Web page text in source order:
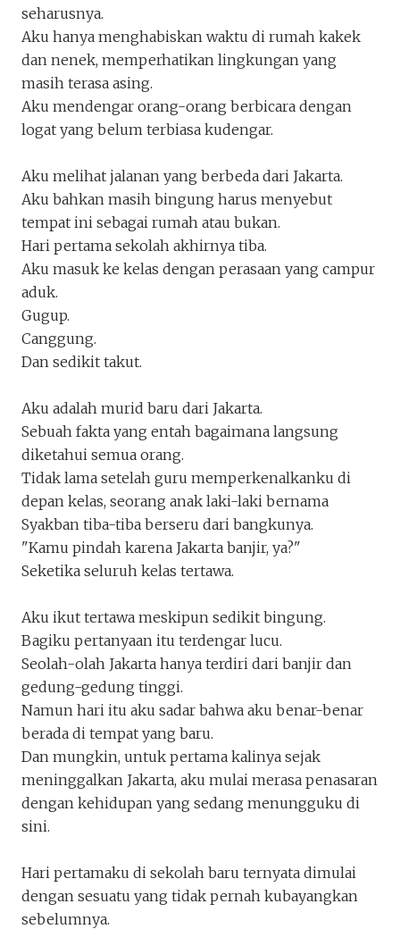
seharusnya.
Aku hanya menghabiskan waktu di rumah kakek
dan nenek, memperhatikan lingkungan yang
masih terasa asing.
Aku mendengar orang-orang berbicara dengan
logat yang belum terbiasa kudengar.
Aku melihat jalanan yang berbeda dari Jakarta.
Aku bahkan masih bingung harus menyebut
tempat ini sebagai rumah atau bukan.
Hari pertama sekolah akhirnya tiba.
Aku masuk ke kelas dengan perasaan yang campur
aduk.
Gugup.
Canggung.
Dan sedikit takut.
Aku adalah murid baru dari Jakarta.
Sebuah fakta yang entah bagaimana langsung
diketahui semua orang.
Tidak lama setelah guru memperkenalkanku di
depan kelas, seorang anak laki-laki bernama
Syakban tiba-tiba berseru dari bangkunya.
"Kamu pindah karena Jakarta banjir, ya?"
Seketika seluruh kelas tertawa.
Aku ikut tertawa meskipun sedikit bingung.
Bagiku pertanyaan itu terdengar lucu.
Seolah-olah Jakarta hanya terdiri dari banjir dan
gedung-gedung tinggi.
Namun hari itu aku sadar bahwa aku benar-benar
berada di tempat yang baru.
Dan mungkin, untuk pertama kalinya sejak
meninggalkan Jakarta, aku mulai merasa penasaran
dengan kehidupan yang sedang menungguku di
sini.
Hari pertamaku di sekolah baru ternyata dimulai
dengan sesuatu yang tidak pernah kubayangkan
sebelumnya.